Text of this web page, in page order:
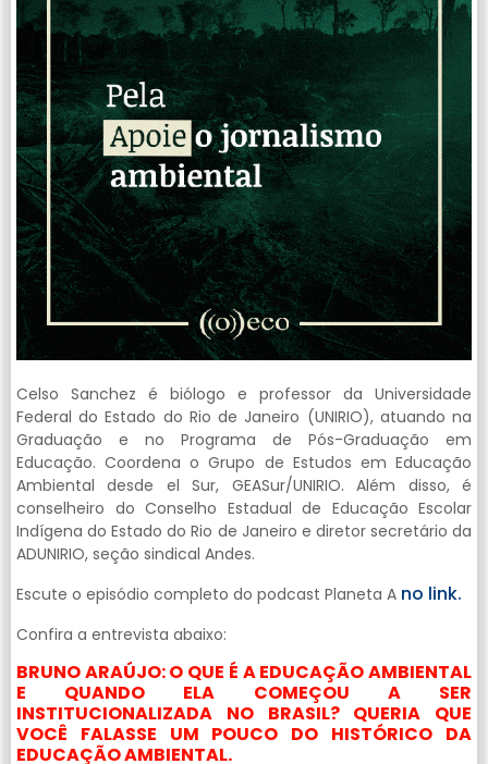
Celso Sanchez é biólogo e professor da Universidade
Federal do Estado do Rio de Janeiro (UNIRIO), atuando na
Graduação e no Programa de Pós-Graduação em
Educação. Coordena o Grupo de Estudos em Educação
Ambiental desde el Sur, GEASur/UNIRIO. Além disso, é
conselheiro do Conselho Estadual de Educação Escolar
Indígena do Estado do Rio de Janeiro e diretor secretário da
ADUNIRIO, seção sindical Andes.
Escute o episódio completo do podcast Planeta A no link.
Confira a entrevista abaixo:
BRUNO ARAÚJO: O QUE É A EDUCAÇÃO AMBIENTAL
E QUANDO ELA COMEÇOU A SER
INSTITUCIONALIZADA NO BRASIL? QUERIA QUE
VOCÊ FALASSE UM POUCO DO HISTÓRICO DA
EDUCAÇÃO AMBIENTAL.